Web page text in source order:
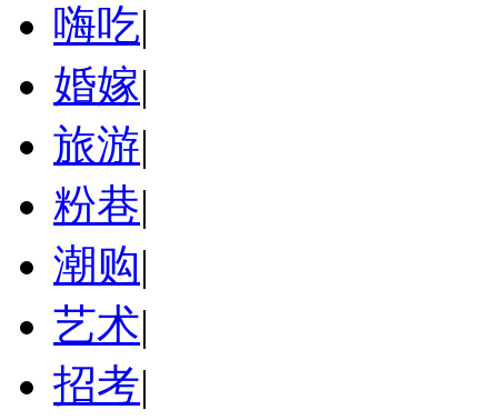
嗨吃|
婚嫁|
旅游|
粉巷|
潮购|
艺术|
招考|